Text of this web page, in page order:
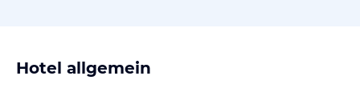
Hotel allgemein